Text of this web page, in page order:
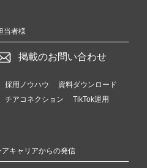
当者様
掲載のお問い合わせ
採用ノウハウ
資料ダウンロード
チアコネクション
TikTok運用
アキャリアからの発信